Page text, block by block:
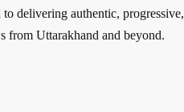
delivering authentic, progressive,
from Uttarakhand and beyond.